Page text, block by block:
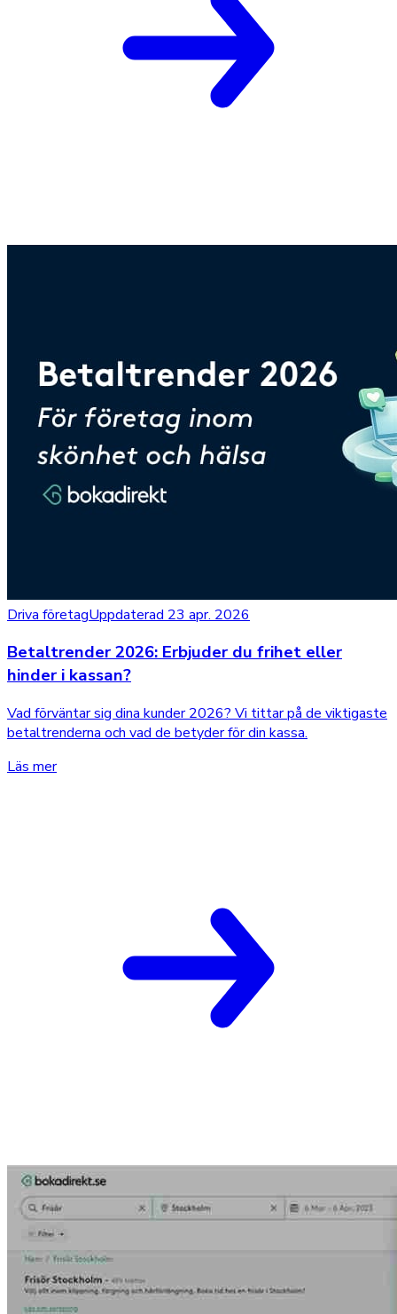
Driva företagUppdaterad 23 apr. 2026
Betaltrender 2026: Erbjuder du frihet eller
hinder i kassan?
Vad förväntar sig dina kunder 2026? Vi tittar på de viktigaste
betaltrenderna och vad de betyder för din kassa.
Läs mer